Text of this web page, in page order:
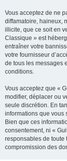
Vous acceptez de ne
diffamatoire, haineux,
illicite, que ce soit en
Classique » est
entraîner votre
votre fournisseur
de tous les messages
conditions.
Vous acceptez que «
modifier, déplacer ou
seule discrétion. En
informations que vous
Bien que ces
consentement, ni «
responsables de toute
compromission des